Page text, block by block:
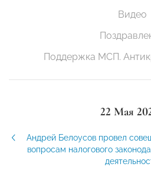
Видео
Поддержка МСП.
22 Мая
Андрей Белоусов провел
вопросам налогового